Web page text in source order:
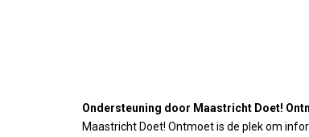
Ondersteuning door Maastricht Doet!
Maastricht Doet! Ontmoet is de plek om